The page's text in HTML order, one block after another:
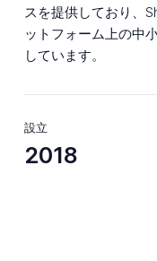
スを提供しており、
ットフォーム上の中
しています。
設立
2018